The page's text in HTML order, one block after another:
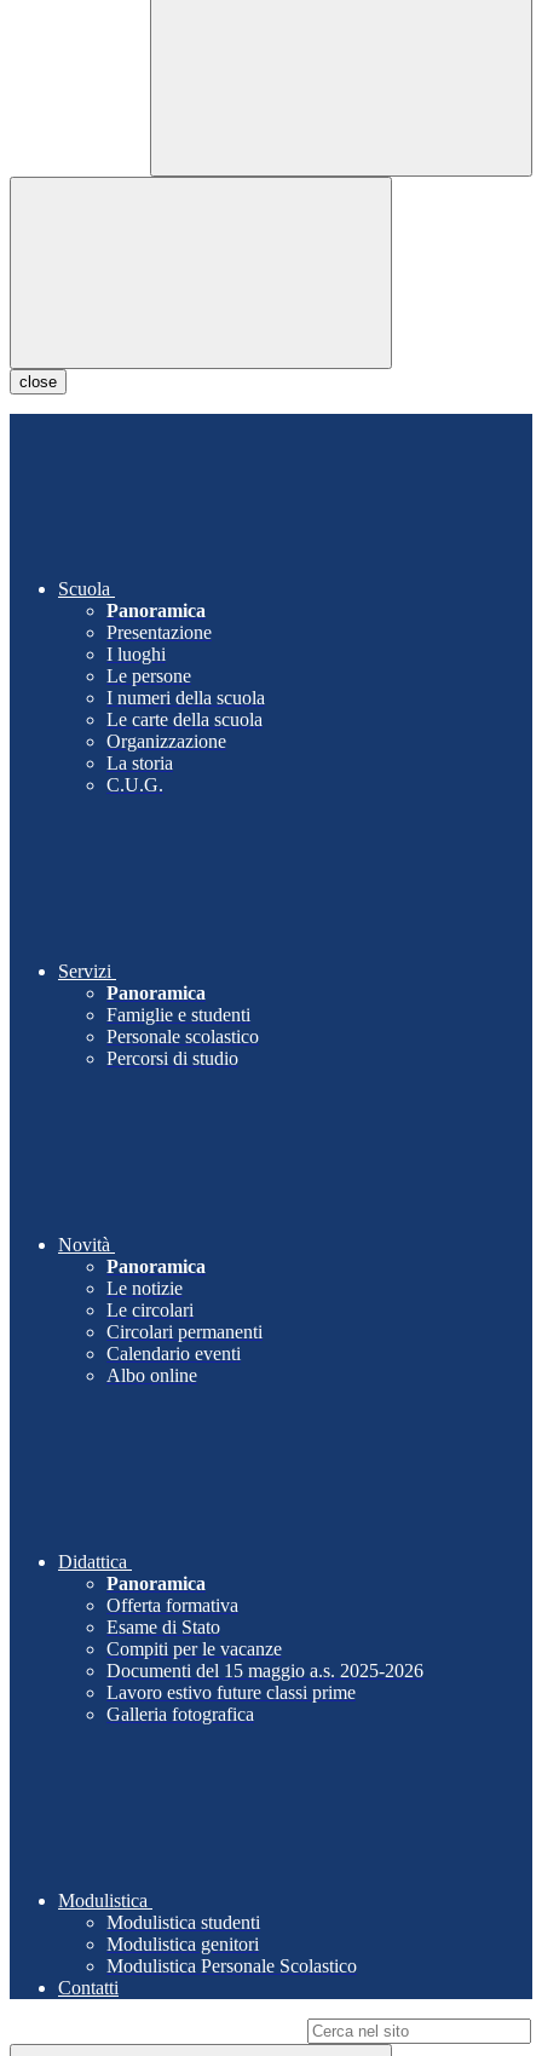
close
Scuola
Panoramica
Presentazione
I luoghi
Le persone
I numeri della scuola
Le carte della scuola
Organizzazione
La storia
C.U.G.
Servizi
Panoramica
Famiglie e studenti
Personale scolastico
Percorsi di studio
Novità
Panoramica
Le notizie
Le circolari
Circolari permanenti
Calendario eventi
Albo online
Didattica
Panoramica
Offerta formativa
Esame di Stato
Compiti per le vacanze
Documenti del 15 maggio a.s. 2025-2026
Lavoro estivo future classi prime
Galleria fotografica
Modulistica
Modulistica studenti
Modulistica genitori
Modulistica Personale Scolastico
Contatti